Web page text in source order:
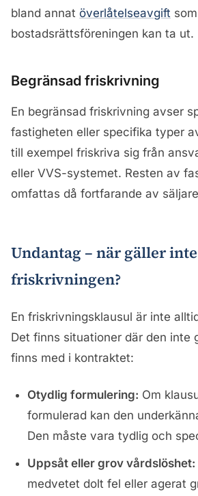
bland annat överlåtelseavgift som
bostadsrättsföreningen kan ta ut.
Begränsad friskrivning
En begränsad friskrivning avser
fastigheten eller specifika typer
till exempel friskriva sig från
eller VVS-systemet. Resten av
omfattas då fortfarande av
Undantag – när gäller inte
friskrivningen?
En friskrivningsklausul är inte
Det finns situationer där den inte
finns med i kontraktet:
Otydlig formulering: Om
formulerad kan den
Den måste vara tydlig och
Uppsåt eller grov vårdslöshet:
medvetet dolt fel eller agerat